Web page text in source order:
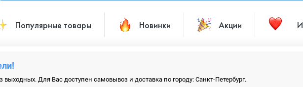
Популярные товары Новинки Акции
выходных. Для Вас доступен самовывоз и доставка по городу: Санкт-Петербург.